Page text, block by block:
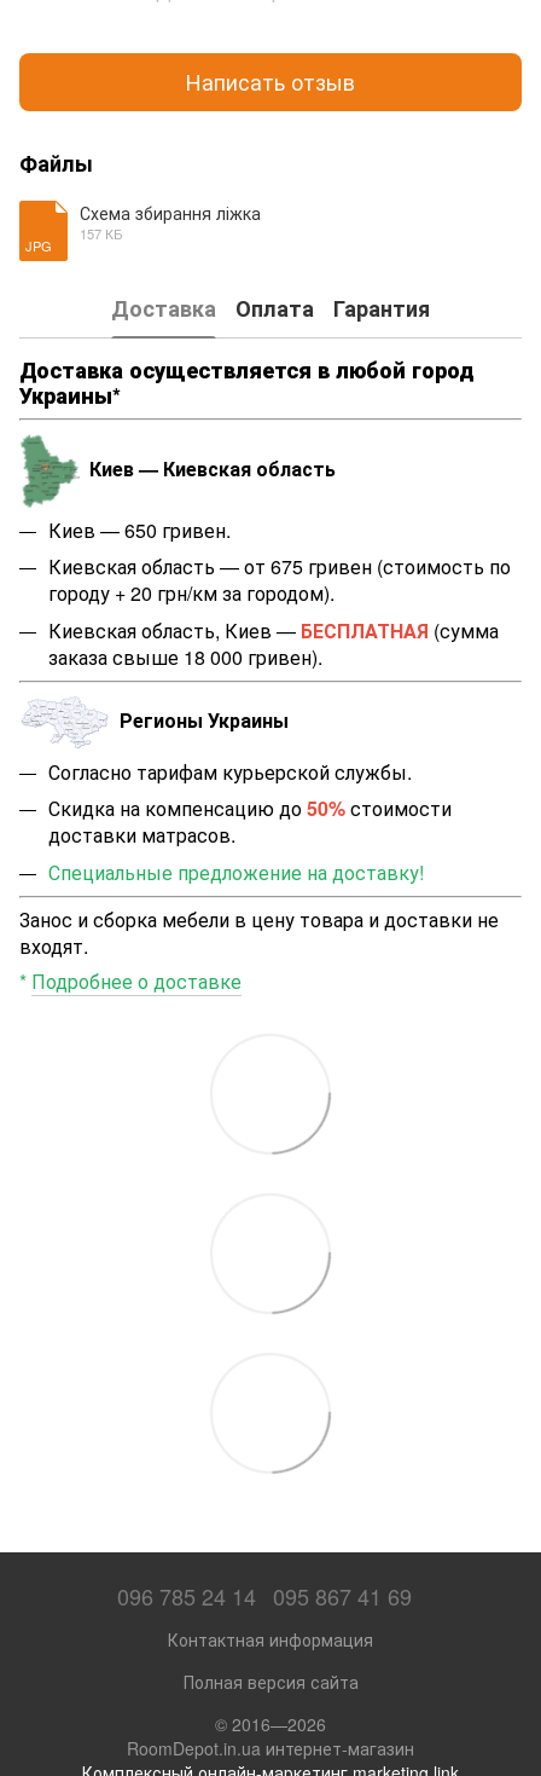
Написать отзыв
Файлы
JPG
Схема збирання ліжка
157 КБ
Доставка Оплата
Гарантия
Доставка осуществляется в любой город
Украины*
Киев — Киевская область
Киев — 650 гривен.
Киевская область — от 675 гривен (стоимость по
городу + 20 грн/км за городом).
Киевская область, Киев — БЕСПЛАТНАЯ (сумма
заказа свыше 18 000 гривен).
Регионы Украины
Согласно тарифам курьерской службы.
Скидка на компенсацию до50%стоимости
доставки матрасов.
Специальные предложение на доставку!
Занос и сборка мебели в цену товара и доставки не
входят.
* Подробнее о доставке
096 785 24 14 095 867 41 69
Контактная информация
Полная версия сайта
© 2016—2026
RoomDepot.in.ua интернет-магазин